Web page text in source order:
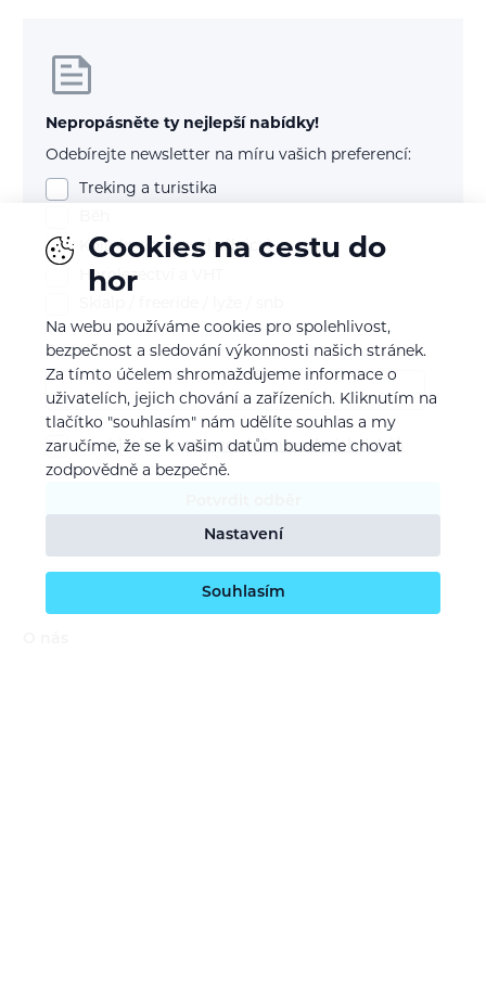
Nepropásněte ty nejlepší nabídky!
Odebírejte newsletter na míru vašich preferencí:
Treking a turistika
Kolo (mtb, gravel, silnice)
Horolezectví a VHT
E-mail
Souhlasím sezpracováním osobních údajů
Cookies na cestu do
hor
Na webu používáme cookies pro spolehlivost,
bezpečnost a sledování výkonnosti našich stránek.
Za tímto účelem shromažďujeme informace o
uživatelích, jejich chování a zařízeních. Kliknutím na
tlačítko "souhlasím" nám udělíte souhlas a my
zaručíme, že se k vašim datům budeme chovat
zodpovědně a bezpečně.
Nastavení
Souhlasím